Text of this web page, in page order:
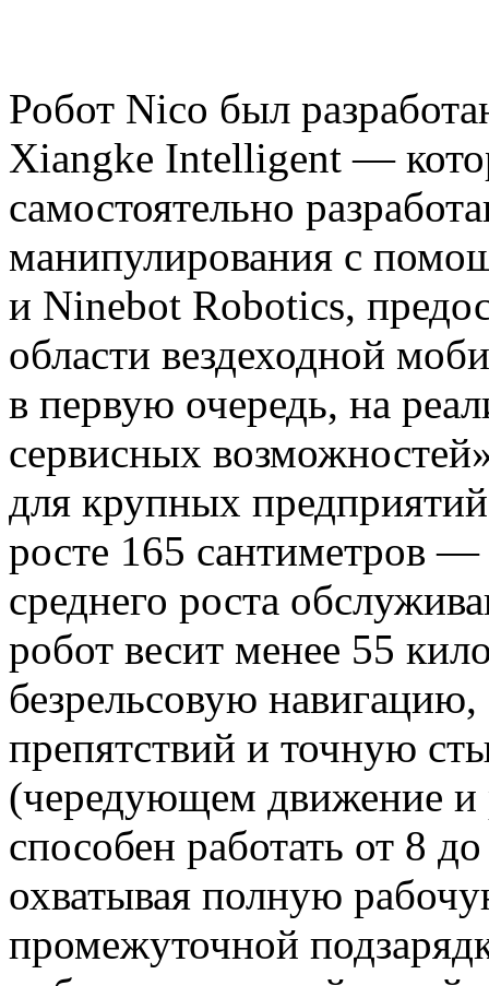
Робот Nico был
Xiangke Intelligent —
самостоятельно
манипулирования с
и Ninebot Robotics,
области вездеходной
в первую очередь, на
сервисных
для крупных
росте 165 сантиметров
среднего роста
робот весит менее 55
безрельсовую
препятствий и точную
(чередующем движение
способен работать от 8
охватывая полную
промежуточной